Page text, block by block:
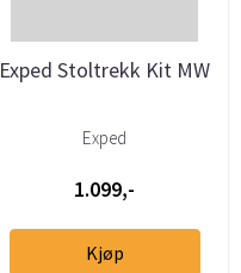
Exped Stoltrekk Kit MW
Exped
1.099,-
Kjøp